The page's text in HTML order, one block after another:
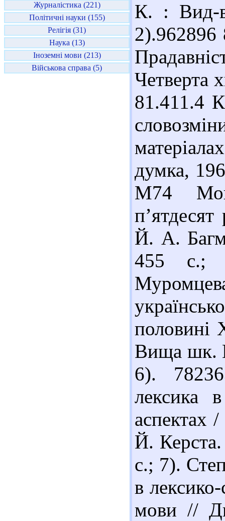
Журналістика (221)
Політичні науки (155)
Релігія (31)
Наука (13)
Іноземні мови (213)
Військова справа (5)
К. : Вид-
2).962896
Четверта
81.411.4
думка,
М74
Й. А.
455 с.;
Вища шк.
6).
лексика
аспектах
Й.
с.; 7).
в
мови //